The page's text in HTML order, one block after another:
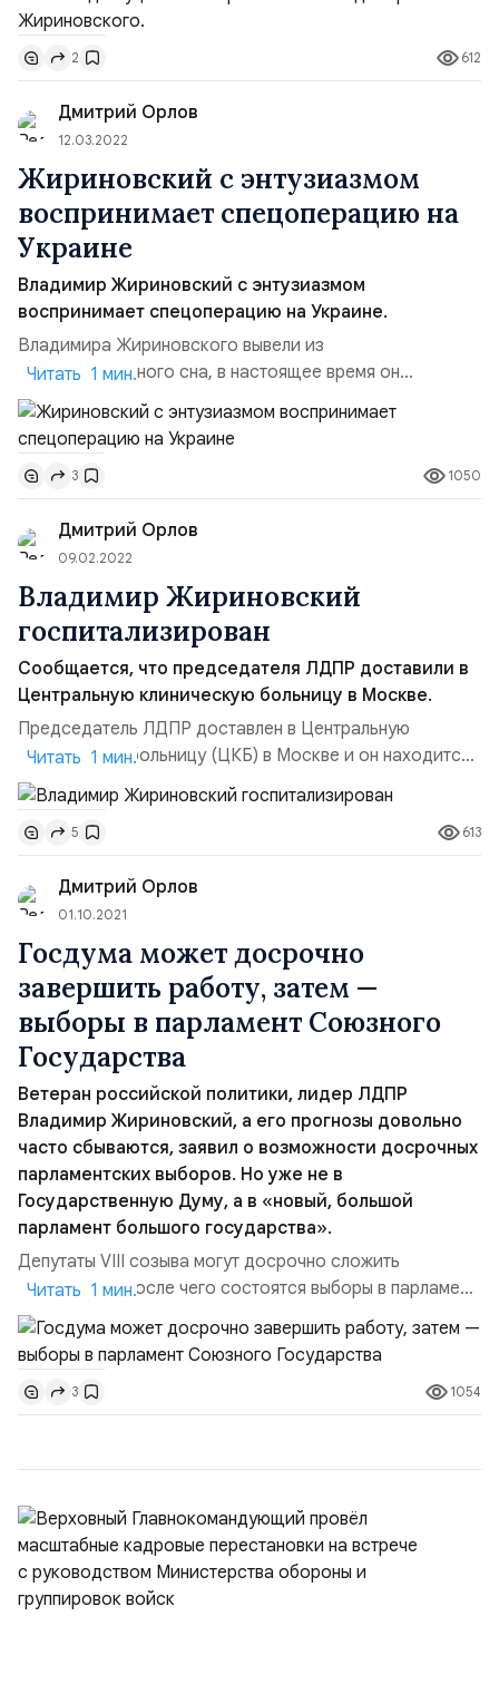
Поздравляем Леонида Эдуардовича и желаем ему
успехов в руководстве партией. Выражаем надежду,
что он продолжит идеологический курс Владимира
Вольфовича. Как известно, ныне покойный лидер ЛДПР
всегда выступал за ...
2 612
Дмитрий Орлов
12.03.2022
Жириновский с энтузиазмом
воспринимает спецоперацию на
Украине
Владимир Жириновский с энтузиазмом
воспринимает спецоперацию на Украине.
Владимира Жириновского вывели из
медикаментозного сна, в настоящее время он
находится в сознании. Кроме того, лидер ЛДПР начал
передавать первые поручения, читать новости и
документы. Председатель ЛДПР Владимир
Жириновский воспринимает все решения, связанные со
спецопераций России на Украине, с большим
энтузиазмом. Об этом рассказал глава пресс-службы
п...
Читать 1 мин.
3 1050
Дмитрий Орлов
09.02.2022
Владимир Жириновский
госпитализирован
Сообщается, что председателя ЛДПР доставили в
Центральную клиническую больницу в Москве.
Председатель ЛДПР доставлен в Центральную
клиническую больницу (ЦКБ) в Москве и он находится
под постоянным контролем врачей, — сообщили
«Интерфакс» и РИА «Новости» со ссылкой на
источники, знакомые с ситуацией. Госпитализацию
Владимира Жириновского в ЦКБ подтвердил источник
в партии. Медики обнаружили у лидера ЛДПР новый
штамм коронавируса «омикр...
Читать 1 мин.
5 613
Дмитрий Орлов
01.10.2021
Госдума может досрочно
завершить работу, затем —
выборы в парламент Союзного
Государства
Ветеран российской политики, лидер ЛДПР
Владимир Жириновский, а его прогнозы довольно
часто сбываются, заявил о возможности досрочных
парламентских выборов. Но уже не в
Государственную Думу, а в «новый, большой
парламент большого государства».
Депутаты VIII созыва могут досрочно сложить
полномочия, после чего состоятся выборы в парламент
уже Союзного Государства. Ветеран российской
политики, лидер ЛДПР Владимир Жириновский -— а
его прогнозы довольно часто сбываются — заявил о
возможности досрочных выборов. Но уже не в
Государственную Думу, а в «новый, большой парламент
Читать 1 мин.
3 1054